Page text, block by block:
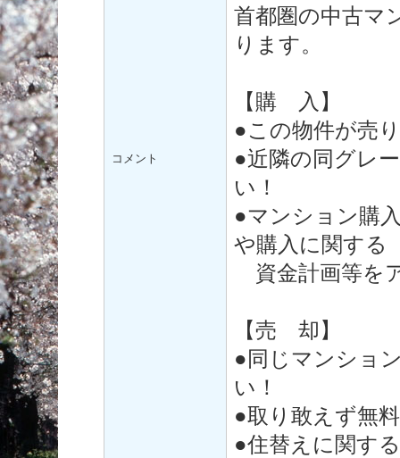
コメント
首都圏の中古マ
ります。
【購 入】
●この物件が売
●近隣の同グレ
い！
●マンション購
や購入に関する
資金計画等を
【売 却】
●同じマンショ
い！
●取り敢えず無
●住替えに関す